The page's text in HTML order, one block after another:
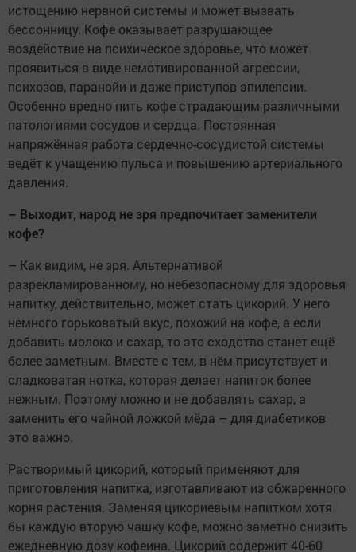
истощению нервной системы и может вызвать
бессонницу. Кофе оказывает разрушающее
воздействие на психическое здоровье, что может
проявиться в виде немотивированной агрессии,
психозов, паранойи и даже приступов эпилепсии.
Особенно вредно пить кофе страдающим различными
патологиями сосудов и сердца. Постоянная
напряжённая работа сердечно-сосудистой системы
ведёт к учащению пульса и повышению артериального
давления.
– Выходит, народ не зря предпочитает заменители
кофе?
– Как видим, не зря. Альтернативой
разрекламированному, но небезопасному для здоровья
напитку, действительно, может стать цикорий. У него
немного горьковатый вкус, похожий на кофе, а если
добавить молоко и сахар, то это сходство станет ещё
более заметным. Вместе с тем, в нём присутствует и
сладковатая нотка, которая делает напиток более
нежным. Поэтому можно и не добавлять сахар, а
заменить его чайной ложкой мёда – для диабетиков
это важно.
Растворимый цикорий, который применяют для
приготовления напитка, изготавливают из обжаренного
корня растения. Заменяя цикориевым напитком хотя
бы каждую вторую чашку кофе, можно заметно снизить
ежедневную дозу кофеина. Цикорий содержит 40-60